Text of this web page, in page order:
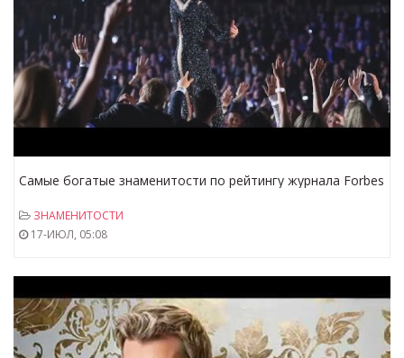
Самые богатые знаменитости по рейтингу журнала Forbes
ЗНАМЕНИТОСТИ
17-ИЮЛ, 05:08